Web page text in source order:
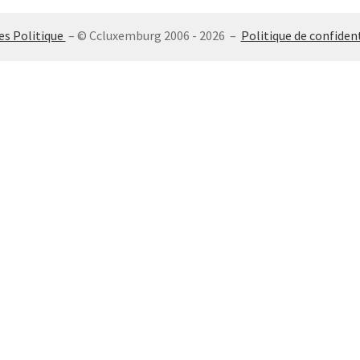
Politique – © Ccluxemburg 2006 - 2026 – Politique de